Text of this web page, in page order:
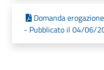
Domanda
- Pubblicato il 04/06/